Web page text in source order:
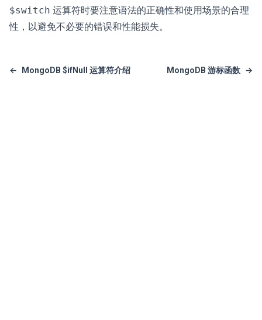
$switch 运算符时要注意语法的正确性和使用场景的合理
性，以避免不必要的错误和性能损失。
← MongoDB $ifNull 运算符介绍 MongoDB 游标函数 →